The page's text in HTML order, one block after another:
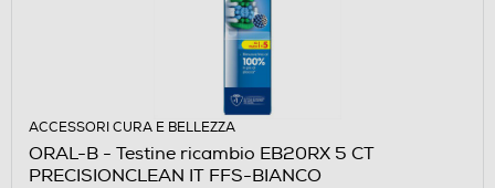
ACCESSORI CURA E BELLEZZA
ORAL-B - Testine ricambio EB20RX 5 CT
PRECISIONCLEAN IT FFS-BIANCO